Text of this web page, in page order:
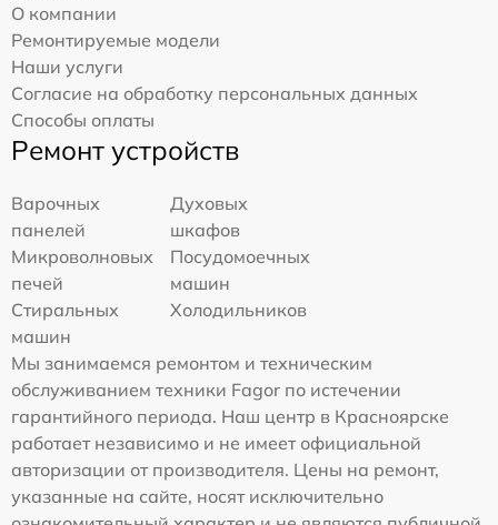
О компании
Ремонтируемые модели
Наши услуги
Согласие на обработку персональных данных
Способы оплаты
Ремонт устройств
Варочных
панелей
Духовых
шкафов
Микроволновых
печей
Посудомоечных
машин
Стиральных
машин
Холодильников
Мы занимаемся ремонтом и техническим
обслуживанием техники Fagor по истечении
гарантийного периода. Наш центр в Красноярске
работает независимо и не имеет официальной
авторизации от производителя. Цены на ремонт,
указанные на сайте, носят исключительно